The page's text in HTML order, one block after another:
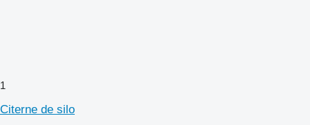
1
Citerne de silo